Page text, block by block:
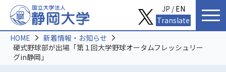
HOME
新着情報・お知らせ
硬式野球部が出場「第１回大学野球オータムフレッシュリー
グin静岡」
JP /EN
Translate